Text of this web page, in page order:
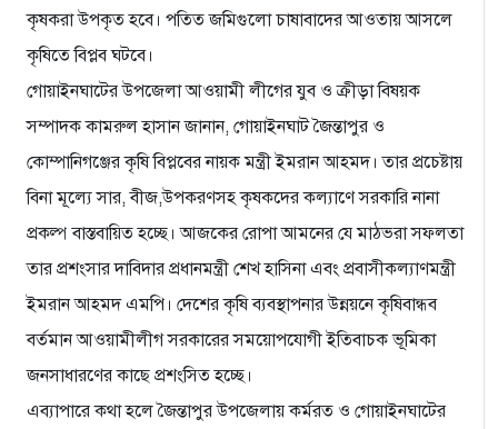
কৃষকরা উপকৃত হবে। পতিত জমিগুলো চাষাবাদের আওতায় আসলে
কৃষিতে বিপ্লব ঘটবে।
গোয়াইনঘাটের উপজেলা আওয়ামী লীগের যুব ও ক্রীড়া বিষয়ক
সম্পাদক কামরুল হাসান জানান, গোয়াইনঘাট জৈন্তাপুর ও
কোম্পানিগঞ্জের কৃষি বিপ্লবের নায়ক মন্ত্রী ইমরান আহমদ। তার প্রচেষ্টায়
বিনা মূল্যে সার, বীজ,উপকরণসহ কৃষকদের কল্যাণে সরকারি নানা
প্রকল্প বাস্তবায়িত হচ্ছে। আজকের রোপা আমনের যে মাঠভরা সফলতা
তার প্রশংসার দাবিদার প্রধানমন্ত্রী শেখ হাসিনা এবং প্রবাসীকল্যাণমন্ত্রী
ইমরান আহমদ এমপি। দেশের কৃষি ব্যবস্থাপনার উন্নয়নে কৃষিবান্ধব
বর্তমান আওয়ামীলীগ সরকারের সময়োপযোগী ইতিবাচক ভূমিকা
জনসাধারণের কাছে প্রশংসিত হচ্ছে।
এব্যাপারে কথা হলে জৈন্তাপুর উপজেলায় কর্মরত ও গোয়াইনঘাটের